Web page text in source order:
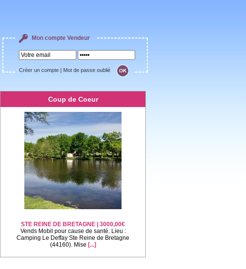
Mon compte Vendeur
Créer un compte Mot de passe oublié
Coup de Coeur
STE REINE DE BRETAGNE | 3000,00€
Vends Mobil pour cause de santé. Lieu :
Camping Le Deffay Ste Reine de Bretagne
(44160). Mise [...]